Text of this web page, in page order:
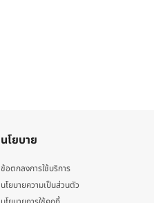
นโยบาย
ข้อตกลงการใช้บริการ
นโยบายความเป็นส่วนตัว